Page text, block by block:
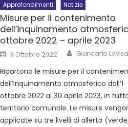
Approfondimenti Notizie
Misure per il contenimento
dell’inquinamento
ottobre 2022 – aprile 2023
3 Ottobre 2022 Giancarlo
Ripartono le misure per il
dell’inquinamento atmosferico dall’1
ottobre 2022 al 30 aprile 2023, in
territorio comunale. Le misure
applicate su tre livelli di allerta